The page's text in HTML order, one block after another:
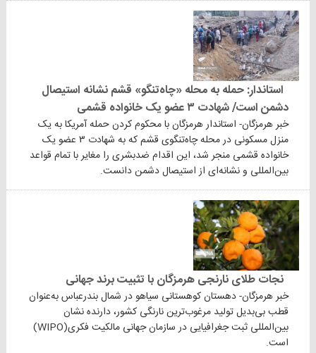
استاندار: حمله به محله «چاه‌تنگو» قشم نشانه استیصال
دشمن است/ شهادت ۳ عضو یک خانواده قشمی
خبر هرمزگان- استاندار هرمزگان با محکوم کردن حمله آمریکا به یک
منزل مسکونی در محله چاه‌تنگوی قشم که به شهادت ۳ عضو یک
خانواده قشمی منجر شد، این اقدام ضدبشری را مغایر با تمام قواعد
بین‌المللی و نشانه‌ای از استیصال دشمن دانست.
نجات طلای نارنجی هرمزگان با تثبیت برند جهانی
خبر هرمزگان- دهستان کوهستانی سیاهو در شمال بندرعباس به‌عنوان
قطب بی‌بدیل تولید مرغوب‌ترین نارنگی کشور، دارنده نشان
بین‌المللی ثبت جغرافیایی در سازمان جهانی مالکیت فکری(WIPO)
است.